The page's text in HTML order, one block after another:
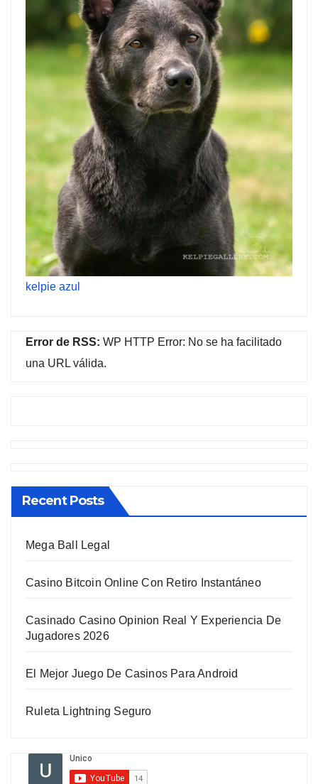
kelpie azul
Error de RSS: WP HTTP Error: No se ha facilitado
una URL válida.
Recent Posts
Mega Ball Legal
Casino Bitcoin Online Con Retiro Instantáneo
Casinado Casino Opinion Real Y Experiencia De
Jugadores 2026
El Mejor Juego De Casinos Para Android
Ruleta Lightning Seguro